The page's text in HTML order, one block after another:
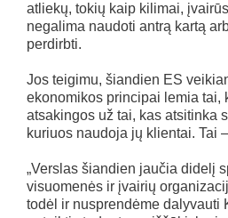
atliekų, tokių kaip kilimai,
negalima naudoti antrą kartą
perdirbti.
Jos teigimu, šiandien ES
ekonomikos principai lemia tai,
atsakingos už tai, kas atsitinka
kuriuos naudoja jų klientai. Tai
„Verslas šiandien jaučia didelį
visuomenės ir įvairių
todėl ir nusprendėme dalyvauti